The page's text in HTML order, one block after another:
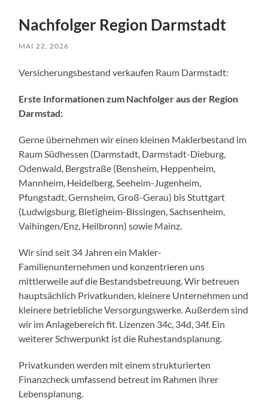
Nachfolger Region Darmstadt
MAI 22, 2026
Versicherungsbestand verkaufen Raum Darmstadt:
Erste Informationen zum Nachfolger aus der Region
Darmstad:
Gerne übernehmen wir einen kleinen Maklerbestand im
Raum Südhessen (Darmstadt, Darmstadt-Dieburg,
Odenwald, Bergstraße (Bensheim, Heppenheim,
Mannheim, Heidelberg, Seeheim-Jugenheim,
Pfungstadt, Gernsheim, Groß-Gerau) bis Stuttgart
(Ludwigsburg, Bietigheim-Bissingen, Sachsenheim,
Vaihingen/Enz, Heilbronn) sowie Mainz.
Wir sind seit 34 Jahren ein Makler-
Familienunternehmen und konzentrieren uns
mittlerweile auf die Bestandsbetreuung. Wir betreuen
hauptsächlich Privatkunden, kleinere Unternehmen und
kleinere betriebliche Versorgungswerke. Außerdem sind
wir im Anlagebereich fit. Lizenzen 34c, 34d, 34f. Ein
weiterer Schwerpunkt ist die Ruhestandsplanung.
Privatkunden werden mit einem strukturierten
Finanzcheck umfassend betreut im Rahmen ihrer
Lebensplanung.